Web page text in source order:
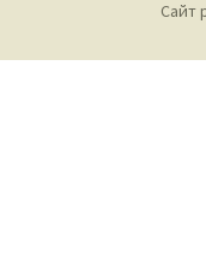
Сайт